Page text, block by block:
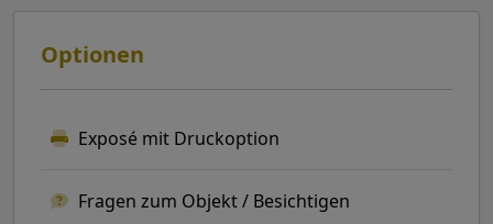
Optionen
Exposé mit Druckoption
Fragen zum Objekt / Besichtigen